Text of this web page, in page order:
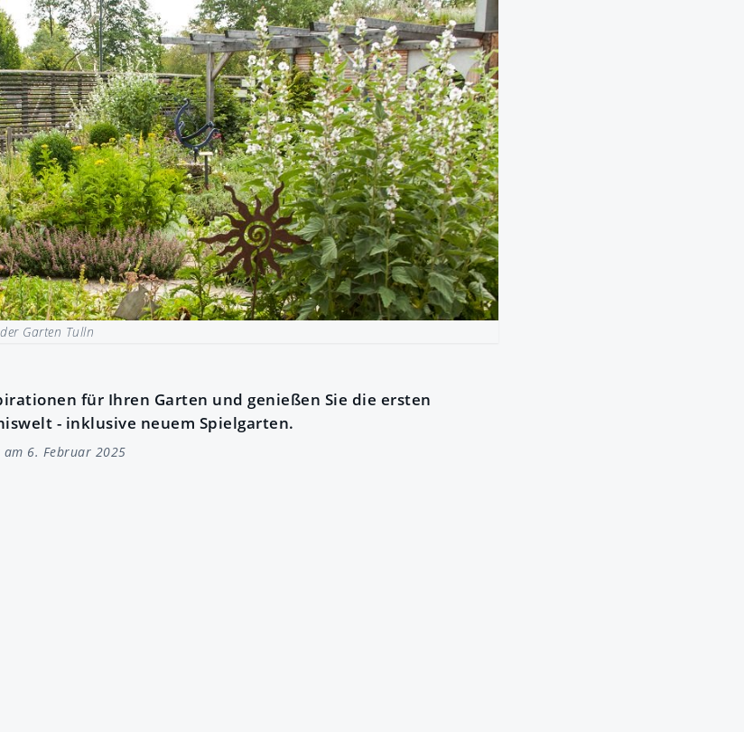
Garten Tulln
für Ihren Garten und genießen Sie die ersten
- inklusive neuem Spielgarten.
6. Februar 2025